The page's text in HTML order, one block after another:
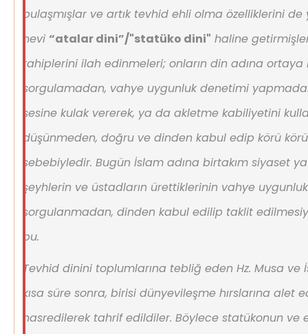
bulaşmışlar ve artık tevhid ehli olma özelliklerini
nevi “atalar dini”/"statüko dini" haline
rahiplerini ilah edinmeleri; onların din adına ortaya
sorgulamadan, vahye uygunluk denetimi
sesine kulak vererek, ya da akletme kabiliyetini
düşünmeden, doğru ve dinden kabul edip körü
sebebiyledir. Bugün İslam adına birtakım siyaset
şeyhlerin ve üstadların ürettiklerinin vahye
sorgulanmadan, dinden kabul edilip taklit
bu.
Tevhid dinini toplumlarına tebliğ eden Hz. Musa ve
kısa süre sonra, birisi dünyevileşme hırslarına alet
hasredilerek tahrif edildiler. Böylece statükonun ve